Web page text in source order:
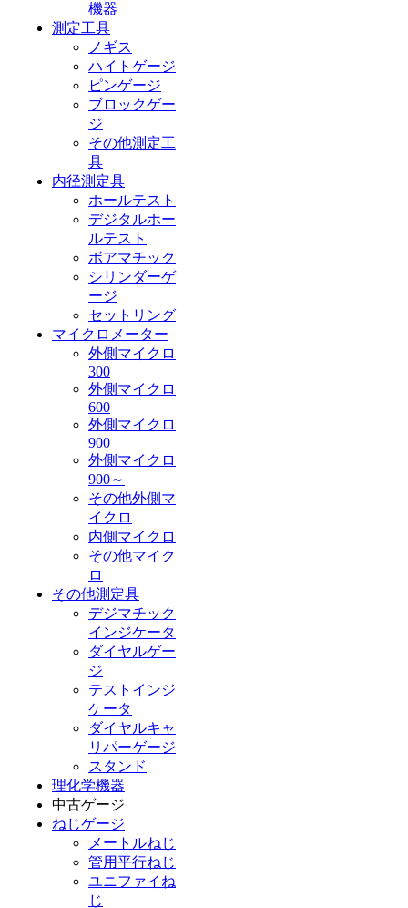
機器
測定工具
ノギス
ハイトゲージ
ピンゲージ
ブロックゲー
ジ
その他測定工
具
内径測定具
ホールテスト
デジタルホー
ルテスト
ボアマチック
シリンダーゲ
ージ
セットリング
マイクロメーター
外側マイクロ
300
外側マイクロ
600
外側マイクロ
900
外側マイクロ
900～
その他外側マ
イクロ
内側マイクロ
その他マイク
ロ
その他測定具
デジマチック
インジケータ
ダイヤルゲー
ジ
テストインジ
ケータ
ダイヤルキャ
リパーゲージ
スタンド
理化学機器
中古ゲージ
ねじゲージ
メートルねじ
管用平行ねじ
ユニファイね
じ